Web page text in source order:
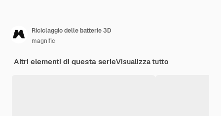
Riciclaggio delle batterie 3D
magnific
Altri elementi di questa serieVisualizza tutto